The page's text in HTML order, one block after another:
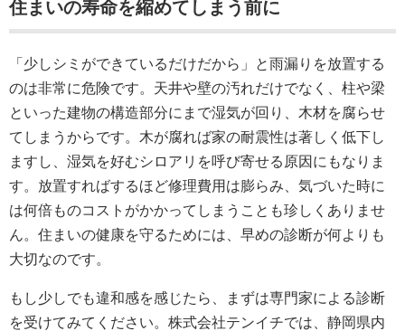
住まいの寿命を縮めてしまう前に
「少しシミができているだけだから」と雨漏りを放置する
のは非常に危険です。天井や壁の汚れだけでなく、柱や梁
といった建物の構造部分にまで湿気が回り、木材を腐らせ
てしまうからです。木が腐れば家の耐震性は著しく低下し
ますし、湿気を好むシロアリを呼び寄せる原因にもなりま
す。放置すればするほど修理費用は膨らみ、気づいた時に
は何倍ものコストがかかってしまうことも珍しくありませ
ん。住まいの健康を守るためには、早めの診断が何よりも
大切なのです。
もし少しでも違和感を感じたら、まずは専門家による診断
を受けてみてください。株式会社テンイチでは、静岡県内